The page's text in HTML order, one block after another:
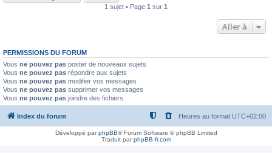
1 sujet • Page 1 sur 1
Aller à
PERMISSIONS DU FORUM
Vous ne pouvez pas poster de nouveaux sujets
Vous ne pouvez pas répondre aux sujets
Vous ne pouvez pas modifier vos messages
Vous ne pouvez pas supprimer vos messages
Vous ne pouvez pas joindre des fichiers
Index du forum Heures au format UTC+02:00
Développé parphpBB® Forum Software © phpBB Limited
Traduit parphpBB-fr.com